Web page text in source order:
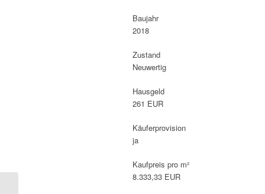
Baujahr
2018
Zustand
Neuwertig
Hausgeld
261 EUR
Käufer­provision
ja
Kaufpreis pro m²
8.333,33 EUR